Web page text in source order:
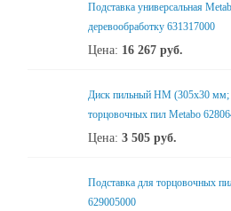
Подставка универсальная
деревообработку 631317000
Цена: 16 267 руб.
Диск пильный HM (305x30 мм;
торцовочных пил Metabo
Цена: 3 505 руб.
Подставка для торцовочных
629005000